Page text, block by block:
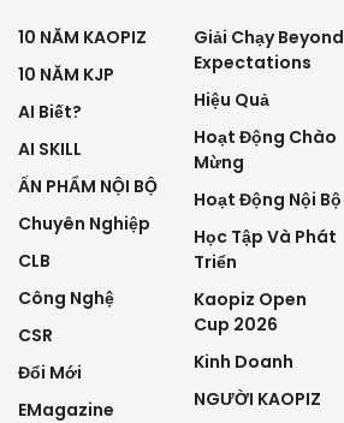
10 NĂM KAOPIZ
10 NĂM KJP
AI Biết?
AI SKILL
ẤN PHẨM NỘI BỘ
Chuyên Nghiệp
CLB
Công Nghệ
CSR
Đổi Mới
EMagazine
Giải Chạy Beyond
Expectations
Hiệu Quả
Hoạt Động Chào
Mừng
Hoạt Động Nội Bộ
Học Tập Và Phát
Triển
Kaopiz Open
Cup 2026
Kinh Doanh
NGƯỜI KAOPIZ